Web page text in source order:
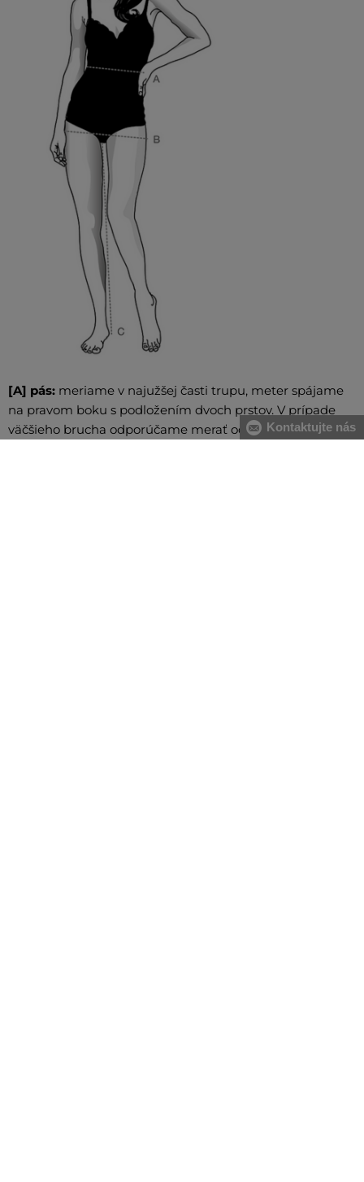
[A] pás: meriame v najužšej časti trupu, meter spájame
na pravom boku s podložením dvoch prstov. V prípade
väčšieho brucha odporúčame merať od najväčšieho
Kontaktujte nás